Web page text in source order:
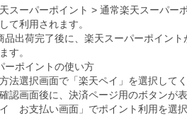
スーパーポイント > 通常楽天スーパー
て利用されます。
品出荷完了後に、楽天スーパーポイン
す。
ーポイントの使い方
法選択画面で「楽天ペイ」を選択してく
認画面後に、決済ページ用のボタンが
イ お支払い画面」でポイント利用を選